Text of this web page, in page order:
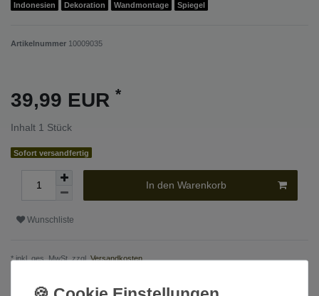
Indonesien Dekoration Wandmontage Spiegel
Artikelnummer 10009035
39,99 EUR *
Inhalt 1 Stück
Sofort versandfertig
In den Warenkorb
Wunschliste
* inkl. ges. MwSt. zzgl.Versandkosten